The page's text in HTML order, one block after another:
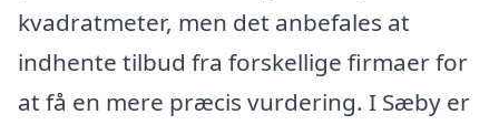
kvadratmeter, men det anbefales at
indhente tilbud fra forskellige firmaer for
at få en mere præcis vurdering. I Sæby er